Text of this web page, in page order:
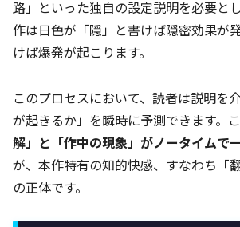
路」といった独自の設定説明を必要と
作は日色が「隠」と書けば隠密効果が
けば爆発が起こります。
このプロセスにおいて、読者は説明を
が起きるか」を瞬時に予測できます。
解」と「作中の現象」がノータイムで
が、本作特有の知的快感、すなわち「
の正体です。